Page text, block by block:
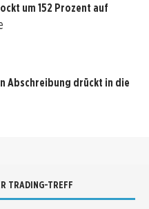
um 152 Prozent auf
Abschreibung drückt in die
TRADING-TREFF